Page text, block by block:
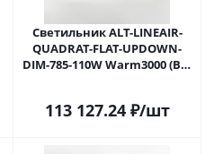
Светильник ALT-LINEAIR-
QUADRAT-FLAT-UPDOWN-
DIM-785-110W Warm3000 (BK,
113 127.24₽/шт